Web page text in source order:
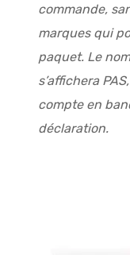
commande,
marques qui
paquet. Le
s’affichera
compte en
déclaration.